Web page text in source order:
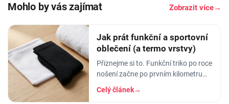
Mohlo by vás zajímat Zobrazit více→
Jak prát funkční a sportovní
oblečení (a termo vrstvy)
Přiznejme si to. Funkční triko po roce
nošení začne po prvním kilometru
smrdět tak, že ho radši věšíte na
balkon než do skříně. Termoprádlo…
Celý článek→